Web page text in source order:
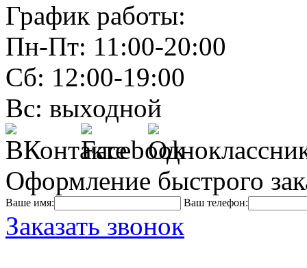
График работы:
Пн-Пт: 11:00-20:00
Сб: 12:00-19:00
Вс: выходной
Оформление быстрого
Ваше имя: Ваш телефон:
Заказать звонок